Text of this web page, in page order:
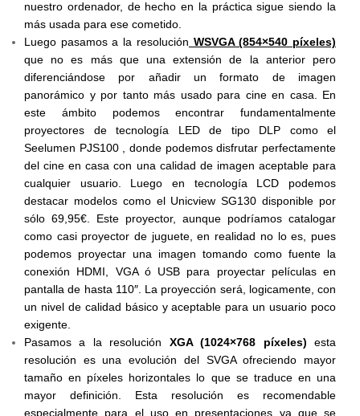
nuestro ordenador, de hecho en la práctica sigue siendo la
más usada para ese cometido.
Luego pasamos a la resolución WSVGA (854×540 píxeles)
que no es más que una extensión de la anterior pero
diferenciándose por añadir un formato de imagen
panorámico y por tanto más usado para cine en casa. En
este ámbito podemos encontrar fundamentalmente
proyectores de tecnología LED de tipo DLP como el
Seelumen PJS100 , donde podemos disfrutar perfectamente
del cine en casa con una calidad de imagen aceptable para
cualquier usuario. Luego en tecnología LCD podemos
destacar modelos como el Unicview SG130 disponible por
sólo 69,95€. Este proyector, aunque podríamos catalogar
como casi proyector de juguete, en realidad no lo es, pues
podemos proyectar una imagen tomando como fuente la
conexión HDMI, VGA ó USB para proyectar películas en
pantalla de hasta 110″. La proyección será, logicamente, con
un nivel de calidad básico y aceptable para un usuario poco
exigente.
Pasamos a la resolución XGA (1024×768 píxeles) esta
resolución es una evolución del SVGA ofreciendo mayor
tamaño en píxeles horizontales lo que se traduce en una
mayor definición. Esta resolución es recomendable
especialmente para el uso en presentaciones ya que se